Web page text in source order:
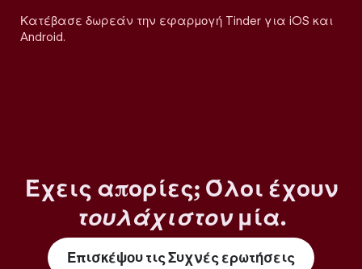
Κατέβασε δωρεάν την εφαρμογή Tinder για iOS και
Android.
Έχεις απορίες; Όλοι έχουν
τουλάχιστονμία.
Επισκέψου τις Συχνές ερωτήσεις